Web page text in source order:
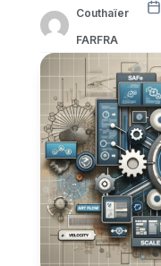
Couthaïer
FARFRA